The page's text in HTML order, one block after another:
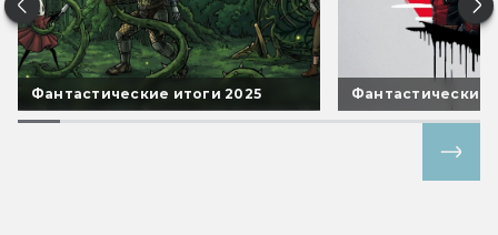
Фантастические итоги 2025 Фантастические